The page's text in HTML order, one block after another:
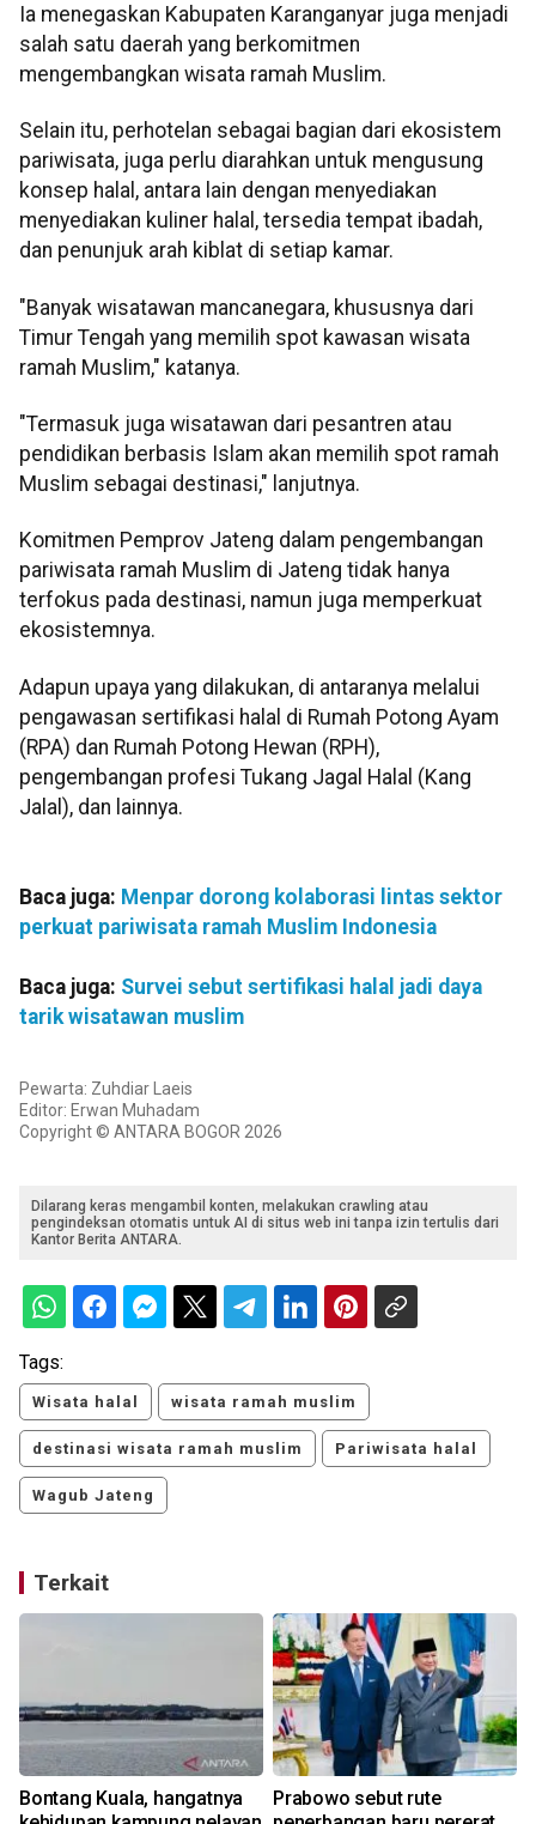
Ia menegaskan Kabupaten Karanganyar juga menjadi
salah satu daerah yang berkomitmen
mengembangkan wisata ramah Muslim.
Selain itu, perhotelan sebagai bagian dari ekosistem
pariwisata, juga perlu diarahkan untuk mengusung
konsep halal, antara lain dengan menyediakan
menyediakan kuliner halal, tersedia tempat ibadah,
dan penunjuk arah kiblat di setiap kamar.
"Banyak wisatawan mancanegara, khususnya dari
Timur Tengah yang memilih spot kawasan wisata
ramah Muslim," katanya.
"Termasuk juga wisatawan dari pesantren atau
pendidikan berbasis Islam akan memilih spot ramah
Muslim sebagai destinasi," lanjutnya.
Komitmen Pemprov Jateng dalam pengembangan
pariwisata ramah Muslim di Jateng tidak hanya
terfokus pada destinasi, namun juga memperkuat
ekosistemnya.
Adapun upaya yang dilakukan, di antaranya melalui
pengawasan sertifikasi halal di Rumah Potong Ayam
(RPA) dan Rumah Potong Hewan (RPH),
pengembangan profesi Tukang Jagal Halal (Kang
Jalal), dan lainnya.
Baca juga: Menpar dorong kolaborasi lintas sektor
perkuat pariwisata ramah Muslim Indonesia
Baca juga: Survei sebut sertifikasi halal jadi daya
tarik wisatawan muslim
Pewarta: Zuhdiar Laeis
Editor: Erwan Muhadam
Copyright © ANTARA BOGOR 2026
Dilarang keras mengambil konten, melakukan crawling atau
pengindeksan otomatis untuk AI di situs web ini tanpa izin tertulis dari
Kantor Berita ANTARA.
Tags:
Wisata halal wisata ramah muslim
destinasi wisata ramah muslim Pariwisata halal
Wagub Jateng
Terkait
Bontang Kuala, hangatnya
Prabowo sebut rute